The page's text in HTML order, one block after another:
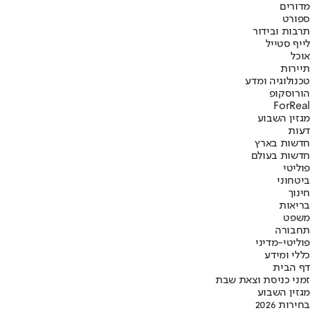
מדורים
ספורט
תרבות ובידור
לייף סטייל
אוכל
תיירות
טכנולוגיה ומדע
הורוסקופ
ForReal
מגזין השבוע
דעות
חדשות בארץ
חדשות בעולם
פוליטי
ביטחוני
חינוך
בריאות
משפט
תחבורה
פוליטי-מדיני
כללי ומידע
דף הבית
זמני כניסת וצאת שבת
מגזין השבוע
בחירות 2026